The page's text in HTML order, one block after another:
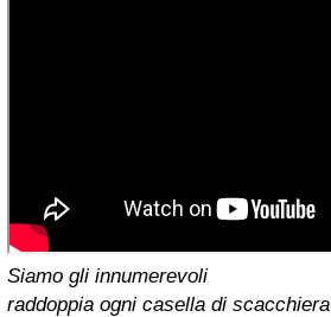
Siamo gli innumerevoli
raddoppia ogni casella di scacchiera